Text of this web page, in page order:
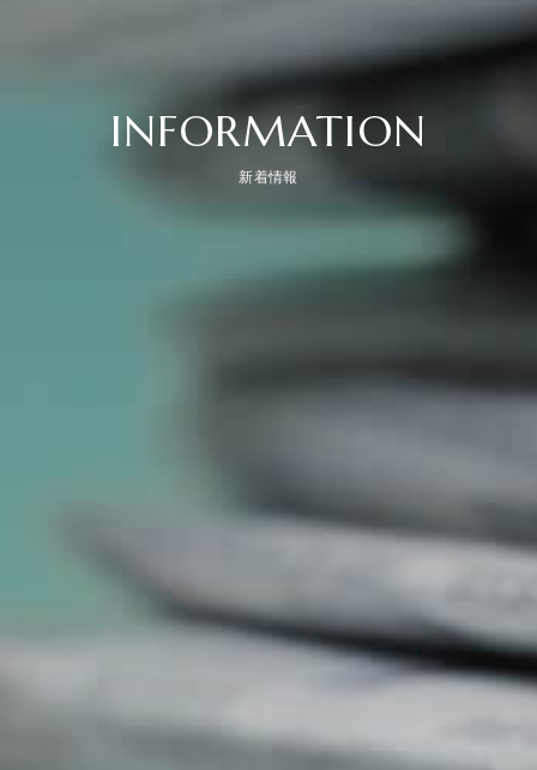
INFORMATION
新着情報